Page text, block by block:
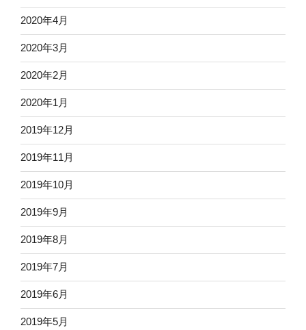
2020年4月
2020年3月
2020年2月
2020年1月
2019年12月
2019年11月
2019年10月
2019年9月
2019年8月
2019年7月
2019年6月
2019年5月